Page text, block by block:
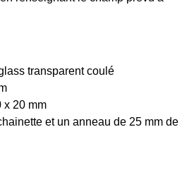
transparent coulé
x 20 mm
et un anneau de 25 mm de